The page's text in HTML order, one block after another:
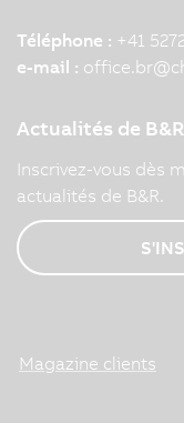
Téléphone : +41
e-mail : office.br@
Actualités de
Inscrivez-vous dès
actualités de B&R.
Magazine clients